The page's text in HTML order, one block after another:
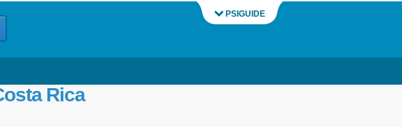
PSIGUIDE
Rica